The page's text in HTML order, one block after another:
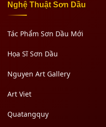
Nghệ Thuật Sơn Dầu
Tác Phẩm Sơn Dầu Mới
Họa Sĩ Sơn Dầu
Nguyen Art Gallery
Art Viet
Quatangquy